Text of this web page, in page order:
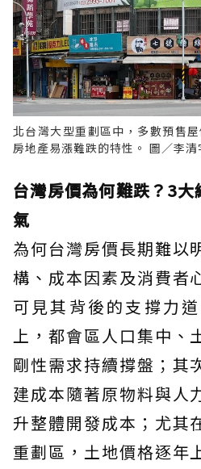
北台灣大型重劃區中，多數預售
房地產易漲難跌的特性。 圖／李清
台灣房價為何難跌？3
氣
為何台灣房價長期難以
構、成本因素及消費者
可見其背後的支撐力
上，都會區人口集中、
剛性需求持續撐盤；其
建成本隨著原物料與人
升整體開發成本；尤其
重劃區，土地價格逐年